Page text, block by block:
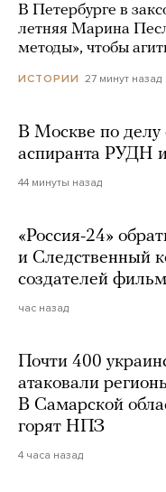
В Петербурге в
летняя Марина
методы», чтобы
ИСТОРИИ 27 минут назад
В Москве по делу
аспиранта РУДН
44 минуты назад
«Россия-24»
и Следственный
создателей
час назад
Почти 400
атаковали
В Самарской
горят НПЗ
4 часа назад